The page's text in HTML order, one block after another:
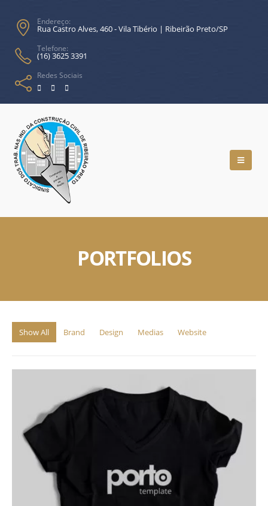
Endereço:
Rua Castro Alves, 460 - Vila Tibério | Ribeirão Preto/SP
Telefone:
(16) 3625 3391
Redes Sociais
PORTFOLIOS
Show All Brand Design Medias Website